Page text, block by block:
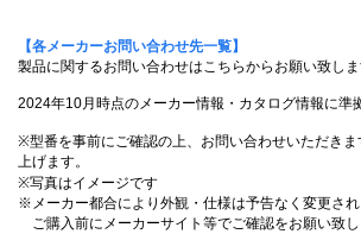
【各メーカーお問い合わせ先一覧】
製品に関するお問い合わせはこちらからお願い致しま
2024年10月時点のメーカー情報・カタログ情報に準
※型番を事前にご確認の上、お問い合わせいただきま
上げます。
※写真はイメージです
※メーカー都合により外観・仕様は予告なく変更され
ご購入前にメーカーサイト等でご確認をお願い致し